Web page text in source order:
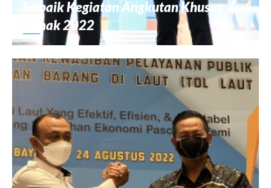
Terbaik Kegiatan Angkutan Khusus
Ternak 2022